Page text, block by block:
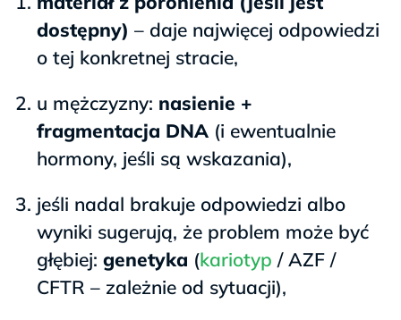
dostępny) – daje najwięcej odpowiedzi
o tej konkretnej stracie,
u mężczyzny: nasienie +
fragmentacja DNA (i ewentualnie
hormony, jeśli są wskazania),
jeśli nadal brakuje odpowiedzi albo
wyniki sugerują, że problem może być
głębiej: genetyka (kariotyp / AZF /
CFTR – zależnie od sytuacji),